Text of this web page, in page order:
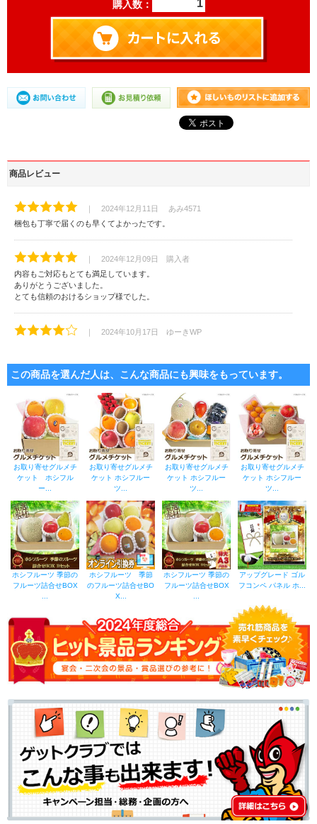
購入数：
商品レビュー
｜ 2024年12月11日 あみ4571
梱包も丁寧で届くのも早くてよかったです。
｜ 2024年12月09日 購入者
内容もご対応もとても満足しています。
ありがとうございました。
とても信頼のおけるショップ様でした。
｜ 2024年10月17日 ゆーきWP
｜ 2024年10月01日 mizumizu0319
くじの景品にしました。秋の味覚フルーツギフトとして。発送も早くて助かり
ました。
｜ 2024年07月01日 購入者
退職される方に贈りました。
家が遠い方だったので、コンパクトで軽く持ち帰りやすいのが良かったです。
また、急だったので間に合わないかも！と思ったのですが、夜購入して翌々日
にはポストに届いていて無事に最終日に渡すことができました。
ぜひまた利用したいです。
｜ 2024年06月10日 購入者
入学内祝いで使いました!カタログギフトとりもコンパクトだし、よかったです!
｜ 2024年05月20日 ai..♪
発送が早く丁寧でとても助かりました！
ありがとうございました！
｜ 2024年05月16日 JUNminmin
年に4・5回はコンペ賞品として利用しています
｜ 2024年05月02日 購入者
プレゼントとして、購入。何が届くか楽しみです。よろこんで貰えるといいな
と思います。
包装紙を選べたり手紙がつけれるのも良い。
思ってるよりコンパクトで軽いです。
｜ 2024年01月17日 アッキドンドン
この商品を選んだ人は、こんな商品にも興味をもっています。
お取り寄せグルメチ
ケット ホシフル
ー...
お取り寄せグルメチ
ケット ホシフルー
ツ...
お取り寄せグルメチ
ケット ホシフルー
ツ...
お取り寄せグルメチ
ケット ホシフルー
ツ...
ホシフルーツ 季節の
フルーツ詰合せBOX
ホシフルーツ 季節
のフルーツ詰合せBO
X...
ホシフルーツ 季節の
フルーツ詰合せBOX
アップグレード ゴル
フコンペ パネル ホ...